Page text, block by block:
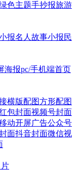
色主题手抄报旅游
报名人故事小报民
海报pc/手机端首页
横版配图方形配图
包封面视频号封面
动开屏广告公众号
面抖音封面微信视